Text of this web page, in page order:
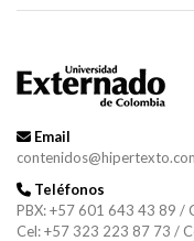
Email
Teléfonos
PBX: +57 601 643 43 89 /
Cel: +57 323 223 87 73 /